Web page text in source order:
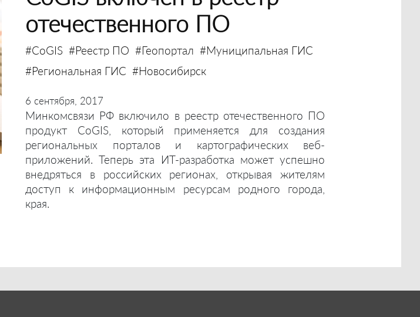
отечественного ПО
#CoGIS #Реестр ПО #Геопортал #Муниципальная ГИС
#Региональная ГИС #Новосибирск
6 сентября, 2017
Минкомсвязи РФ включило в реестр отечественного ПО
продукт CoGIS, который применяется для создания
региональных порталов и картографических веб-
приложений. Теперь эта ИТ-разработка может успешно
внедряться в российских регионах, открывая жителям
доступ к информационным ресурсам родного города,
края.